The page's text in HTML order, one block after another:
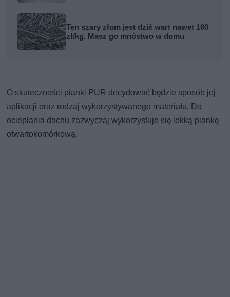
Ten szary złom jest dziś wart nawet 160
zł/kg. Masz go mnóstwo w domu
O skuteczności pianki PUR decydować będzie sposób jej
aplikacji oraz rodzaj wykorzystywanego materiału. Do
ocieplania dachu zazwyczaj wykorzystuje się lekką piankę
otwartokomórkową.